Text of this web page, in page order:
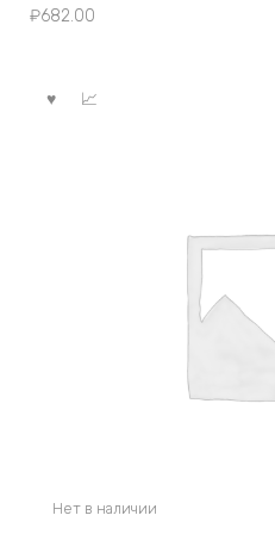
₽682.00
Нет в наличии